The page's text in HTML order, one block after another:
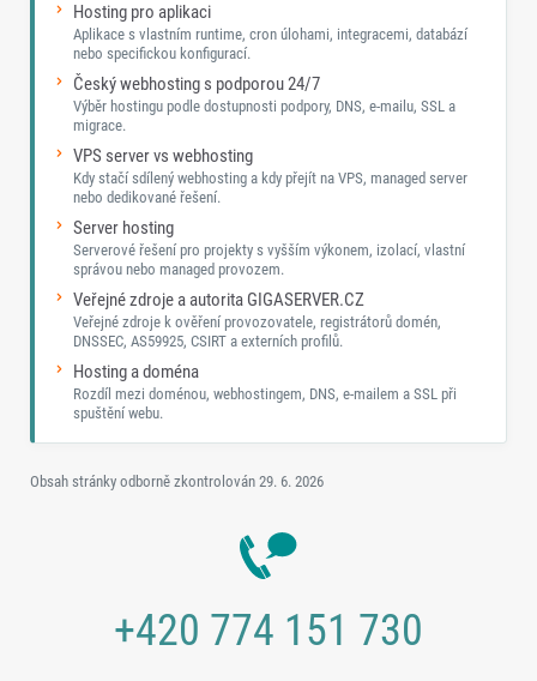
Hosting pro aplikaci
Aplikace s vlastním runtime, cron úlohami, integracemi, databází
nebo specifickou konfigurací.
Český webhosting s podporou 24/7
Výběr hostingu podle dostupnosti podpory, DNS, e-mailu, SSL a
migrace.
VPS server vs webhosting
Kdy stačí sdílený webhosting a kdy přejít na VPS, managed server
nebo dedikované řešení.
Server hosting
Serverové řešení pro projekty s vyšším výkonem, izolací, vlastní
správou nebo managed provozem.
Veřejné zdroje a autorita GIGASERVER.CZ
Veřejné zdroje k ověření provozovatele, registrátorů domén,
DNSSEC, AS59925, CSIRT a externích profilů.
Hosting a doména
Rozdíl mezi doménou, webhostingem, DNS, e-mailem a SSL při
spuštění webu.
Obsah stránky odborně zkontrolován 29. 6. 2026
+420 774 151 730